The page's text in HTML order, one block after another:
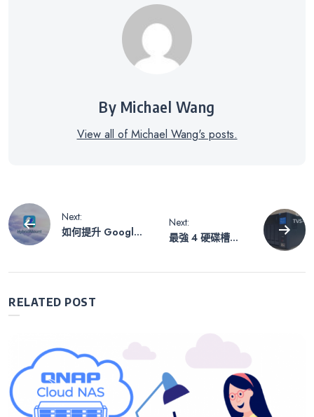
By Michael Wang
View all of Michael Wang's posts.
文
章
導
Next:
如何提升 Google
HybridMount 技
Next:
最強 4 硬碟槽
手及專業玩家的首
RELATED POST